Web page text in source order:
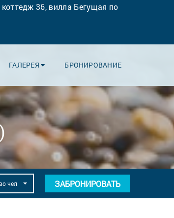
36, вилла Бегущая по
ГАЛЕРЕЯ БРОНИРОВАНИЕ
чел ЗАБРОНИРОВАТЬ